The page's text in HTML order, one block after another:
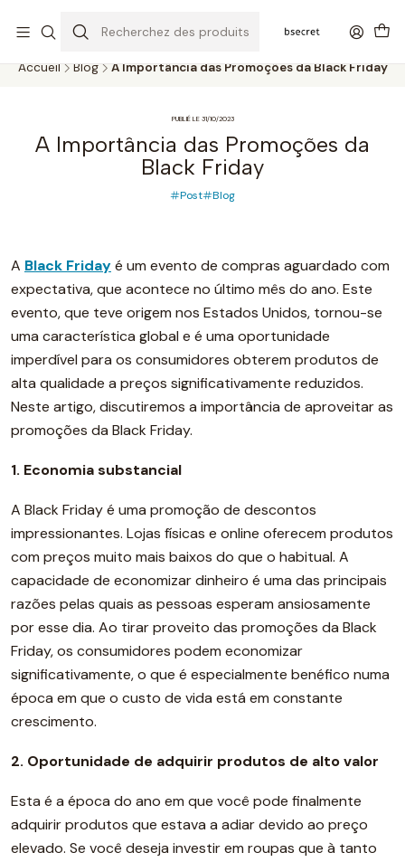
A 5 DIAS
Accueil Blog A Importância das Promoções da Black Friday
PUBLIÉ LE 31/10/2023
A Importância das Promoções da
Black Friday
Post Blog
A Black Fridayé um evento de compras aguardado com
expectativa, que acontece no último mês do ano. Este
evento, que teve origem nos Estados Unidos, tornou-se
uma característica global e é uma oportunidade
imperdível para os consumidores obterem produtos de
alta qualidade a preços significativamente reduzidos.
Neste artigo, discutiremos a importância de aproveitar as
promoções da Black Friday.
1. Economia substancial
A Black Friday é uma promoção de descontos
impressionantes. Lojas físicas e online oferecem produtos
com preços muito mais baixos do que o habitual. A
capacidade de economizar dinheiro é uma das principais
razões pelas quais as pessoas esperam ansiosamente
por esse dia. Ao tirar proveito das promoções da Black
Friday, os consumidores podem economizar
significativamente, o que é especialmente benéfico numa
época em que o custo de vida está em constante
crescimento.
2. Oportunidade de adquirir produtos de alto valor
Esta é a época do ano em que você pode finalmente
adquirir produtos que estava a adiar devido ao preço
elevado. Se você deseja investir em roupas que à tanto